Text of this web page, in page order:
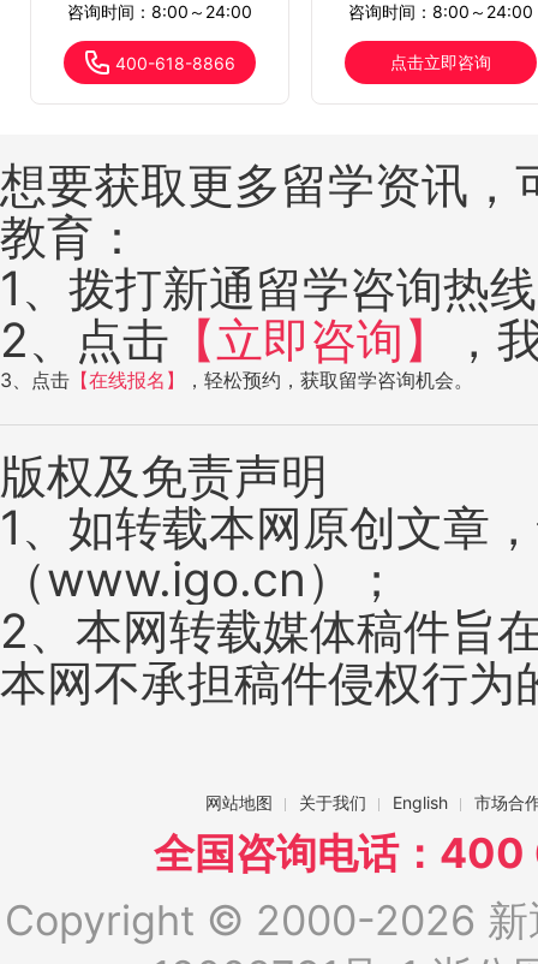
咨询时间：8:00～24:00
400-618-8866
咨询时间：8:00～24:00
点击立即咨询
想要获取更多留学资讯
教育：
1、拨打新通留学咨询热
2、点击 【立即咨询】 ，
3、点击 【在线报名】 ，轻松预约，获取留学咨询机会。
版权及免责声明
1、如转载本网原创文章
（www.igo.cn）；
2、本网转载媒体稿件旨
本网不承担稿件侵权行为
网站地图 关于我们 English 市场合
全国咨询电话：
Copyright © 2000-2026 新